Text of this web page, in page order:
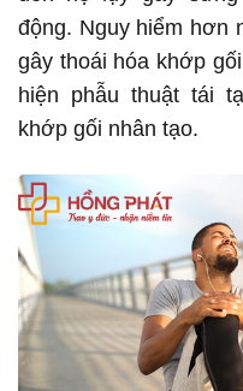
động. Nguy hiểm hơn
gây thoái hóa khớp
hiện phẫu thuật tái
khớp gối nhân tạo.